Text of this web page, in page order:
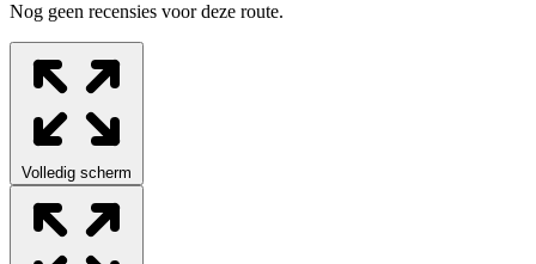
Nog geen recensies voor deze route.
Volledig scherm